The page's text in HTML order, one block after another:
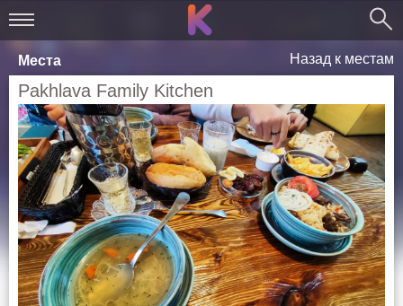
Места Назад к местам
Pakhlava Family Kitchen